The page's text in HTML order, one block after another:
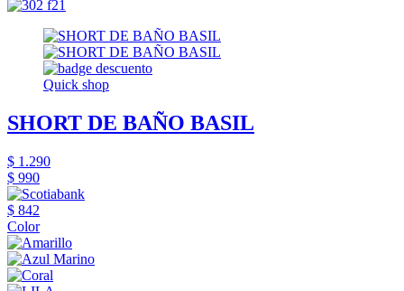
Quick shop
SHORT DE BAÑO BASIL
$ 1.290
$ 990
$ 842
Color